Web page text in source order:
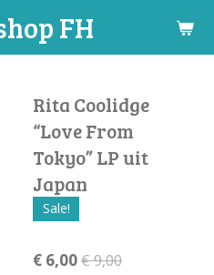
FH
Rita Coolidge
“Love From
Tokyo” LP uit
Japan
Sale!
€ 6,00€ 9,00